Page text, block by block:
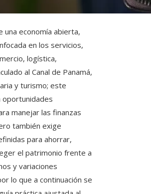
una economía abierta,
en los servicios,
logística,
al Canal de Panamá,
y turismo; este
oportunidades
manejar las finanzas
también exige
para ahorrar,
el patrimonio frente a
y variaciones
lo que a continuación se